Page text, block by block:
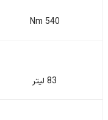
540 Nm
83 لیتر